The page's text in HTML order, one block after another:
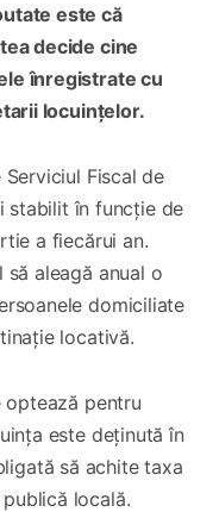
este că
decide cine
înregistrate cu
locuințelor.
Fiscal de
stabilit în funcție de
a fiecărui an.
aleagă anual o
domiciliate
locativă.
pentru
este deținută în
să achite taxa
locală.